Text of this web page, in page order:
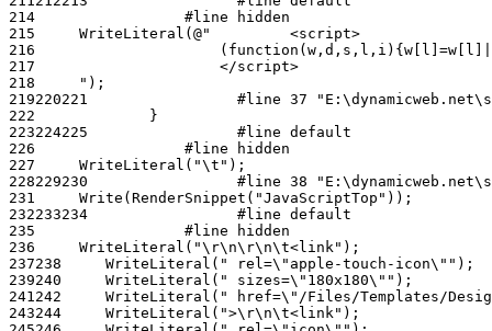
214
215
216
217
218
219220221
222
223224225
226
227
228229230
231
232233234
235
236
237238
239240
241242
243244